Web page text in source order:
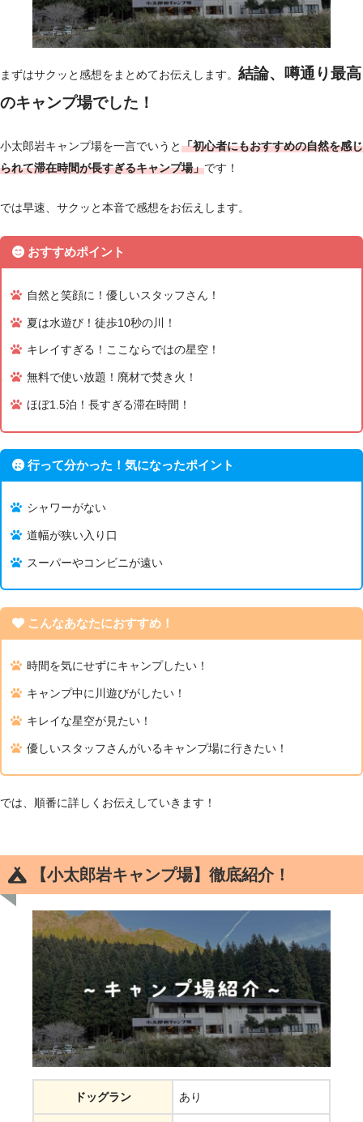
まずはサクッと感想をまとめてお伝えします。 結論、噂通り最高
のキャンプ場でした！
小太郎岩キャンプ場を一言でいうと「初心者にもおすすめの自然を感じ
られて滞在時間が長すぎるキャンプ場」です！
では早速、サクッと本音で感想をお伝えします。
おすすめポイント
自然と笑顔に！優しいスタッフさん！
夏は水遊び！徒歩10秒の川！
キレイすぎる！ここならではの星空！
無料で使い放題！廃材で焚き火！
ほぼ1.5泊！長すぎる滞在時間！
行って分かった！気になったポイント
シャワーがない
道幅が狭い入り口
スーパーやコンビニが遠い
こんなあなたにおすすめ！
時間を気にせずにキャンプしたい！
キャンプ中に川遊びがしたい！
キレイな星空が見たい！
優しいスタッフさんがいるキャンプ場に行きたい！
では、順番に詳しくお伝えしていきます！
【小太郎岩キャンプ場】徹底紹介！
ドッグラン あり